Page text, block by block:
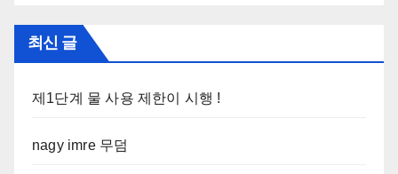
최신 글
제1단계 물 사용 제한이 시행 !
nagy imre 무덤